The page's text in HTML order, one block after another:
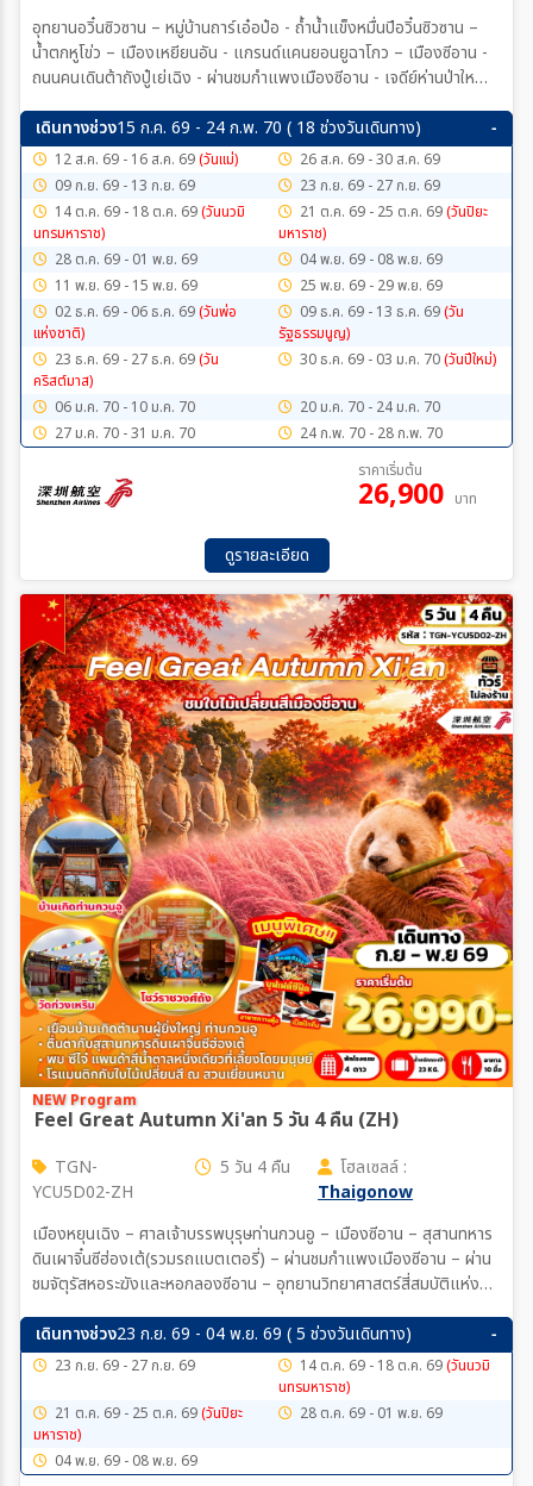
อุทยานอวิ๋นซิวซาน – หมู่บ้านถาร์เอ๋อป๋อ - ถ้ำน้ำแข็งหมื่นปีอวิ๋นซิวซาน –
น้ำตกหูโข่ว – เมืองเหยียนอัน - แกรนด์แคนยอนยูฉาโกว – เมืองซีอาน -
ถนนคนเดินต้าถังปู๋เย่เฉิง - ผ่านชมกําแพงเมืองซีอาน - เจดีย์ห่านป่าใหญ่
ห้างอู่เยว่
เดินทางช่วง15 ก.ค. 69 - 24 ก.พ. 70 ( 18 ช่วงวันเดินทาง)
12 ส.ค. 69 - 16 ส.ค. 69(วันแม่)
26 ส.ค. 69 - 30 ส.ค. 69
09 ก.ย. 69 - 13 ก.ย. 69
23 ก.ย. 69 - 27 ก.ย. 69
14 ต.ค. 69 - 18 ต.ค. 69(วันนวมิ
นทรมหาราช)
21 ต.ค. 69 - 25 ต.ค. 69(วันปิยะ
มหาราช)
28 ต.ค. 69 - 01 พ.ย. 69
04 พ.ย. 69 - 08 พ.ย. 69
11 พ.ย. 69 - 15 พ.ย. 69
25 พ.ย. 69 - 29 พ.ย. 69
02 ธ.ค. 69 - 06 ธ.ค. 69(วันพ่อ
เเห่งชาติ)
09 ธ.ค. 69 - 13 ธ.ค. 69(วัน
รัฐธรรมนูญ)
23 ธ.ค. 69 - 27 ธ.ค. 69(วัน
คริสต์มาส)
30 ธ.ค. 69 - 03 ม.ค. 70(วันปีใหม่)
06 ม.ค. 70 - 10 ม.ค. 70
20 ม.ค. 70 - 24 ม.ค. 70
27 ม.ค. 70 - 31 ม.ค. 70
24 ก.พ. 70 - 28 ก.พ. 70
ราคาเริ่มต้น
26,900 บาท
ดูรายละเอียด
Feel Great Autumn Xi'an 5 วัน 4 คืน (ZH)
NEW Program
TGN-
YCU5D02-ZH
5 วัน 4 คืน
โฮลเซลล์ :
Thaigonow
เมืองหยุนเฉิง – ศาลเจ้าบรรพบุรุษท่านกวนอู – เมืองซีอาน – สุสานทหาร
ดินเผาจิ๋นซีฮ่องเต้(รวมรถแบตเตอรี่) – ผ่านชมกำแพงเมืองซีอาน – ผ่าน
ชมจัตุรัสหอระฆังและหอกลองซีอาน – อุทยานวิทยาศาสตร์สี่สมบัติแห่ง
ใหญ่(ไม่ขึ้นด้านบนเจดีย์) – ถนนคนเดินต้าถังปู๋เย่เฉิง – ชมโชว์ราชวงศ์
ถัง(รวมค่าเข้าชม) – วัดก่วงเหริน – ชมหญ้าหมอกชมพูและใบไม้เปลี่ยนสี
ณ อุทยานโบราณสถานแห่งชาตินครหลวงฮั่นฉางอาน – เมืองหยุนเฉิง –
ห้างอู่เยว่
เดินทางช่วง23 ก.ย. 69 - 04 พ.ย. 69 ( 5 ช่วงวันเดินทาง)
23 ก.ย. 69 - 27 ก.ย. 69 14 ต.ค. 69 - 18 ต.ค. 69(วันนวมิ
นทรมหาราช)
21 ต.ค. 69 - 25 ต.ค. 69(วันปิยะ
มหาราช)
28 ต.ค. 69 - 01 พ.ย. 69
04 พ.ย. 69 - 08 พ.ย. 69